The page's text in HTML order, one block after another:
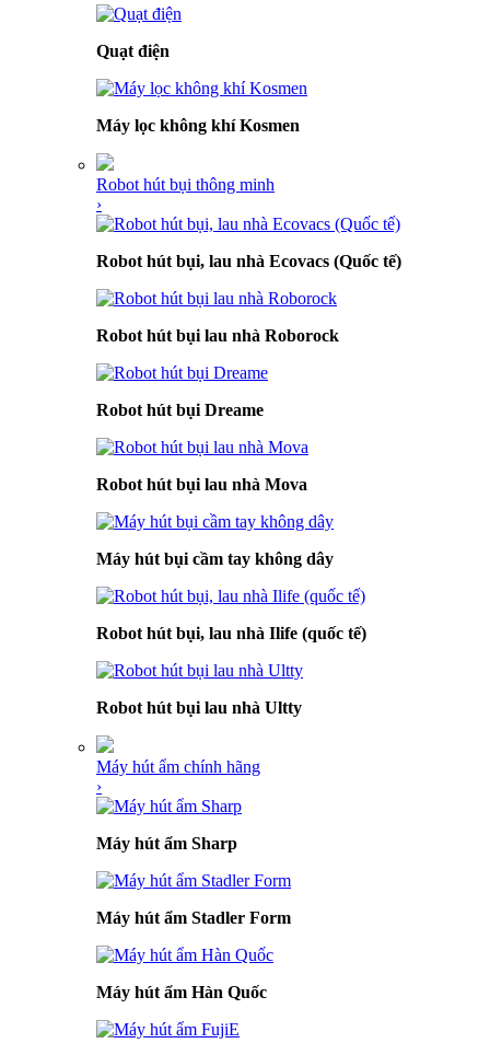
Quạt điện
Máy lọc không khí Kosmen
Robot hút bụi thông minh
›
Robot hút bụi, lau nhà Ecovacs (Quốc tế)
Robot hút bụi lau nhà Roborock
Robot hút bụi Dreame
Robot hút bụi lau nhà Mova
Máy hút bụi cầm tay không dây
Robot hút bụi, lau nhà Ilife (quốc tế)
Robot hút bụi lau nhà Ultty
Máy hút ẩm chính hãng
›
Máy hút ẩm Sharp
Máy hút ẩm Stadler Form
Máy hút ẩm Hàn Quốc